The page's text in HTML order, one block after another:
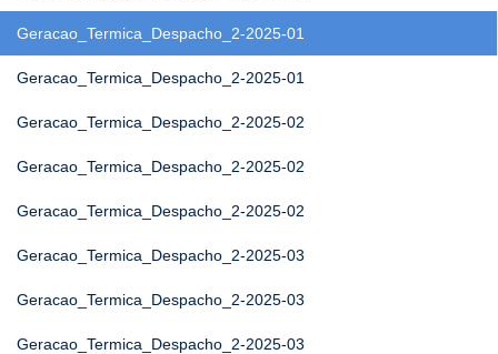
Geracao_Termica_Despacho_2-2025-01
Geracao_Termica_Despacho_2-2025-01
Geracao_Termica_Despacho_2-2025-02
Geracao_Termica_Despacho_2-2025-02
Geracao_Termica_Despacho_2-2025-02
Geracao_Termica_Despacho_2-2025-03
Geracao_Termica_Despacho_2-2025-03
Geracao_Termica_Despacho_2-2025-03